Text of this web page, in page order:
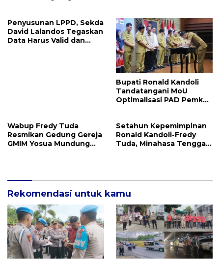
Penyusunan LPPD, Sekda
David Lalandos Tegaskan
Data Harus Valid dan
Bupati Ronald Kandoli
Tandatangani MoU
Optimalisasi PAD Pemkab
Wabup Fredy Tuda
Resmikan Gedung Gereja
GMIM Yosua Mundung
Setahun Kepemimpinan
Ronald Kandoli-Fredy
Tuda, Minahasa Tenggara
Rekomendasi untuk kamu